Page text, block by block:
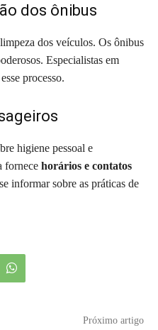
dos ônibus
dos veículos. Os ônibus
Especialistas em
processo.
higiene pessoal e
fornece horários e contatos
informar sobre as práticas de
Próximo artigo